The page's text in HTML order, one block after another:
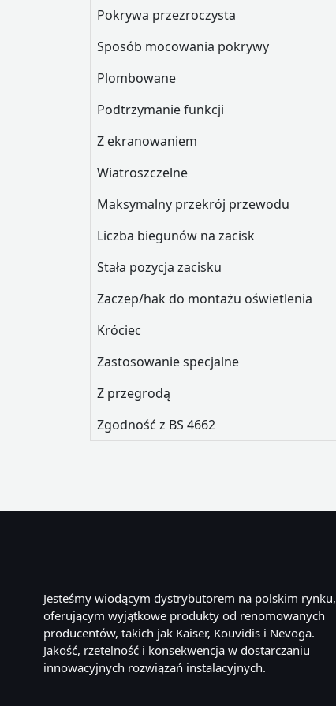
Pokrywa przezroczysta
Sposób mocowania pokrywy
Plombowane
Podtrzymanie funkcji
Z ekranowaniem
Wiatroszczelne
Maksymalny przekrój przewodu
Liczba biegunów na zacisk
Stała pozycja zacisku
Zaczep/hak do montażu oświetlenia
Króciec
Zastosowanie specjalne
Z przegrodą
Zgodność z BS 4662
Jesteśmy wiodącym dystrybutorem na polskim rynku,
oferującym wyjątkowe produkty od renomowanych
producentów, takich jak Kaiser, Kouvidis i Nevoga.
Jakość, rzetelność i konsekwencja w dostarczaniu
innowacyjnych rozwiązań instalacyjnych.